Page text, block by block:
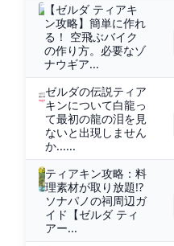
【ゼルダ ティアキ
ン攻略】簡単に作れ
る！ 空飛ぶバイク
の作り方。必要なゾ
ナウギア...
ゼルダの伝説ティア
キンについて白龍っ
て最初の龍の泪を見
ないと出現しません
か......
ティアキン攻略：料
理素材が取り放題!?
ソナパノの祠周辺ガ
イド【ゼルダ ティ
アー...